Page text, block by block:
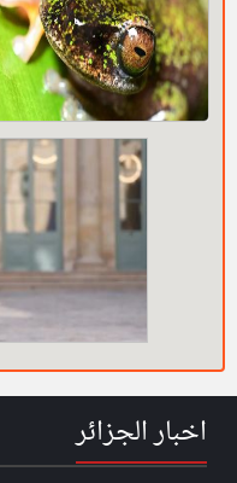
اخبار الجزائر